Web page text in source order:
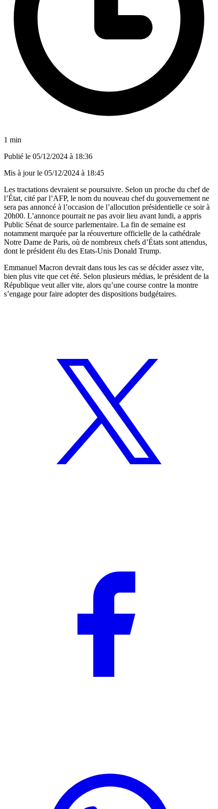
1 min
Publié le 05/12/2024 à 18:36
Mis à jour le 05/12/2024 à 18:45
Les tractations devraient se poursuivre. Selon un proche du chef de
l’État, cité par l’AFP, le nom du nouveau chef du gouvernement ne
sera pas annoncé à l’occasion de l’allocution présidentielle ce soir à
20h00. L’annonce pourrait ne pas avoir lieu avant lundi, a appris
Public Sénat de source parlementaire. La fin de semaine est
notamment marquée par la réouverture officielle de la cathédrale
Notre Dame de Paris, où de nombreux chefs d’États sont attendus,
dont le président élu des Etats-Unis Donald Trump.
Emmanuel Macron devrait dans tous les cas se décider assez vite,
bien plus vite que cet été. Selon plusieurs médias, le président de la
République veut aller vite, alors qu’une course contre la montre
s’engage pour faire adopter des dispositions budgétaires.